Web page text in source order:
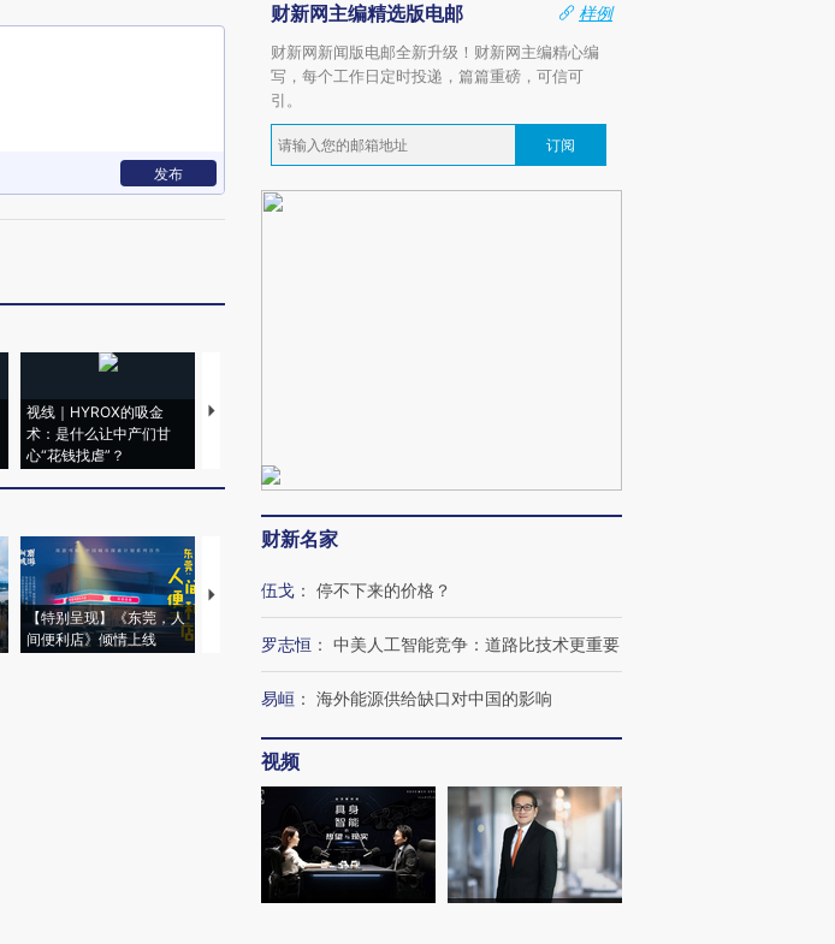
发布
视线｜HYROX的吸金
术：是什么让中产们甘
心“花钱找虐”？
马航飞行员跨国走私7万
【特别呈现】《东莞，人
间便利店》倾情上线
【推广】走进第四届链博
会，让数智科技“链”接产
【特别呈现】寻找100种
有意思的生活方式·第三对
CFO：不靠规模取胜，华
住三大增长引擎是什么？
财新网主编精选版电邮
样例
财新网新闻版电邮全新升级！财新网主编精心编
写，每个工作日定时投递，篇篇重磅，可信可
引。
订阅
财新名家
伍戈 ： 停不下来的价格？
罗志恒 ： 中美人工智能竞争：道路比技术更重要
易峘 ： 海外能源供给缺口对中国的影响
视频